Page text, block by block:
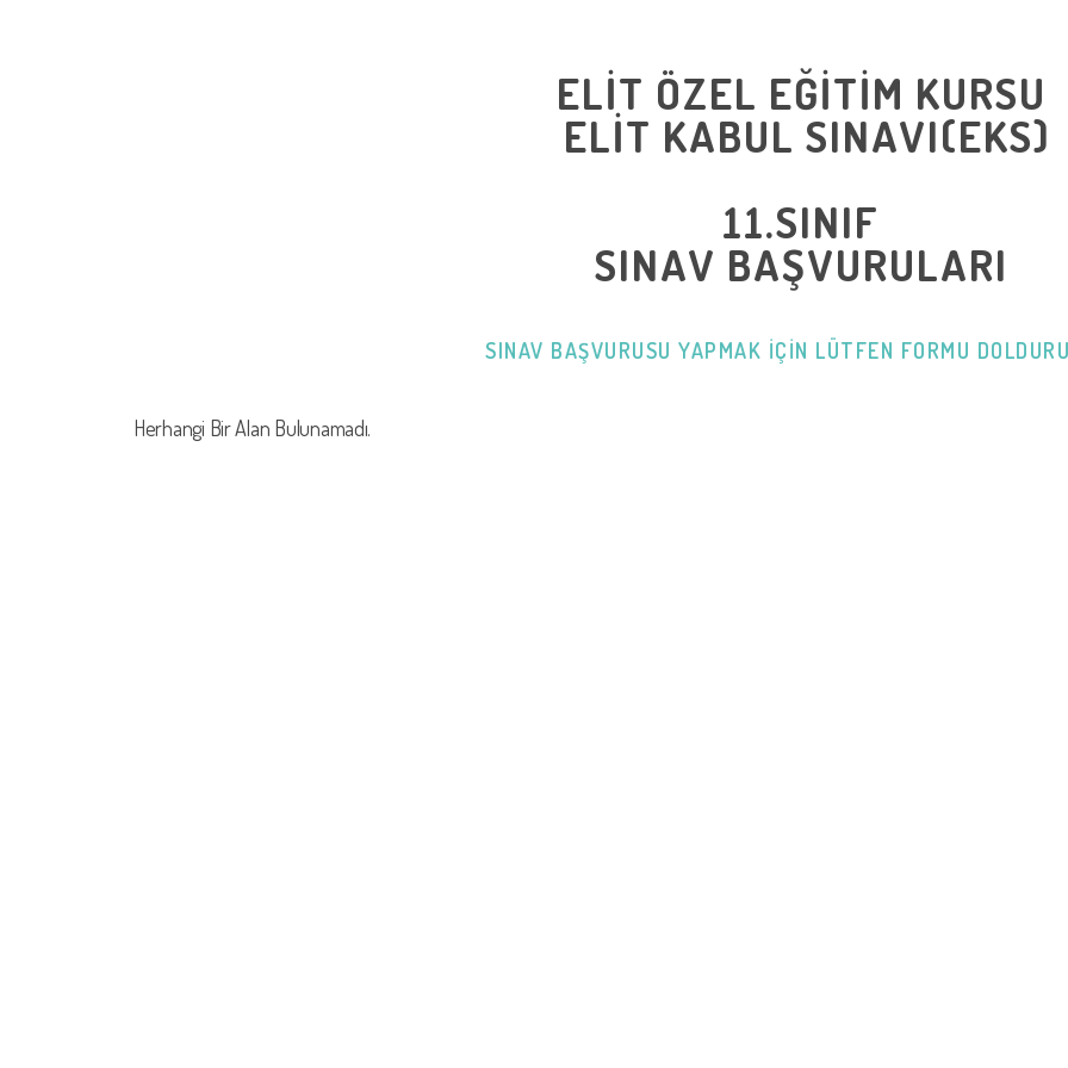
ELİT ÖZEL EĞİTİM KURSU
ELİT KABUL SINAVI(EKS)
11.SINIF
SINAV BAŞVURULARI
SINAV BAŞVURUSU YAPMAK IÇIN LÜTFEN FORMU
Herhangi Bir Alan Bulunamadı.